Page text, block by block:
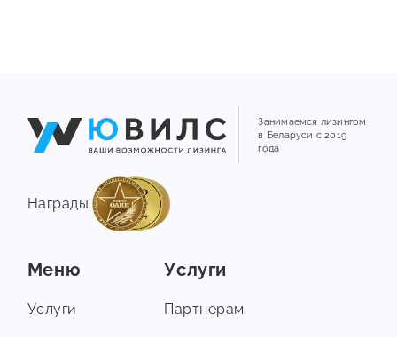
Занимаемся лизингом
в Беларуси с 2019
года
Награды:
Меню
Услуги
Услуги
Партнерам